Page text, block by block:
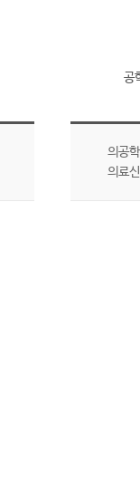
공
의공
의료